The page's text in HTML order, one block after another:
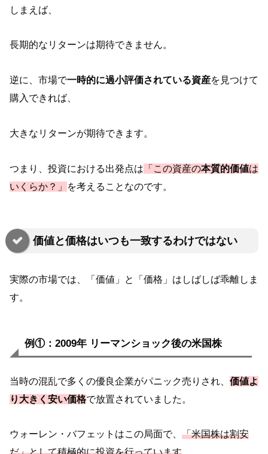
しまえば、
長期的なリターンは期待できません。
逆に、市場で一時的に過小評価されている資産を見つけて
購入できれば、
大きなリターンが期待できます。
つまり、投資における出発点は 「この資産の本質的価値は
いくらか？」
を考えることなのです。
価値と価格はいつも一致するわけではない
実際の市場では、「価値」と「価格」はしばしば乖離しま
す。
例①：2009年 リーマンショック後の米国株
当時の混乱で多くの優良企業がパニック売りされ、 価値よ
り大きく安い価格で放置されていました。
ウォーレン・バフェットはこの局面で、 「米国株は割安